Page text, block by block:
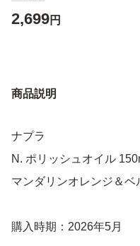
2,699円
商品説明
ナプラ
N. ポリッシュオイル
マンダリンオレンジ＆ベ
購入時期：2026年5月